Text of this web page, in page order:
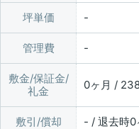
坪単価
管理費
敷金/保証金/
礼金
0ヶ月 /
敷引/償却 - / 退去時0